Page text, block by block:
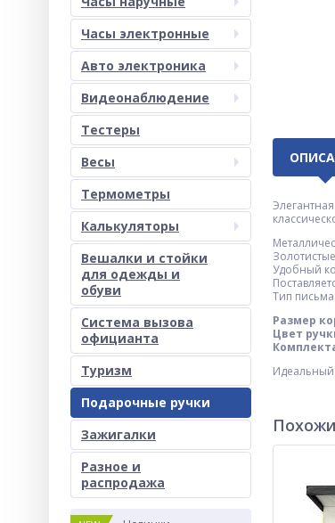
Часы электронные
Авто электроника
Видеонаблюдение
Тестеры
Весы
Термометры
Калькуляторы
Вешалки и стойки
для одежды и
обуви
Система вызова
официанта
Туризм
Подарочные ручки
Зажигалки
Разное и
раcпродажа
Удобный
Тип
Размер
Цвет
Идеальный